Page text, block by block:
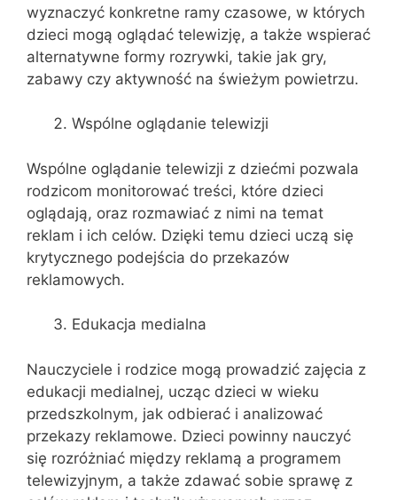
wyznaczyć konkretne ramy czasowe, w których
dzieci mogą oglądać telewizję, a także wspierać
alternatywne formy rozrywki, takie jak gry,
zabawy czy aktywność na świeżym powietrzu.
Wspólne oglądanie telewizji
Wspólne oglądanie telewizji z dziećmi pozwala
rodzicom monitorować treści, które dzieci
oglądają, oraz rozmawiać z nimi na temat
reklam i ich celów. Dzięki temu dzieci uczą się
krytycznego podejścia do przekazów
reklamowych.
Edukacja medialna
Nauczyciele i rodzice mogą prowadzić zajęcia z
edukacji medialnej, ucząc dzieci w wieku
przedszkolnym, jak odbierać i analizować
przekazy reklamowe. Dzieci powinny nauczyć
się rozróżniać między reklamą a programem
telewizyjnym, a także zdawać sobie sprawę z